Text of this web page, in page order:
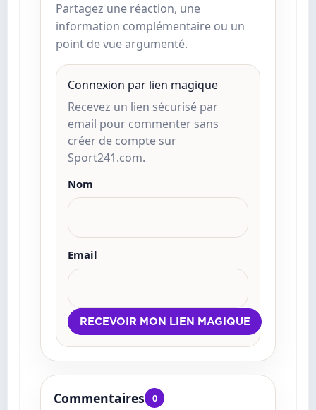
Partagez une réaction, une
information complémentaire ou un
point de vue argumenté.
Connexion par lien magique
Recevez un lien sécurisé par
email pour commenter sans
créer de compte sur
Sport241.com.
Nom
Email
Commentaires 0